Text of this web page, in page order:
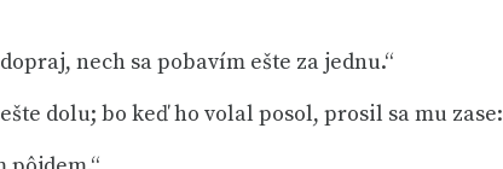
nech sa pobavím ešte za jednu.“
dolu; bo keď ho volal posol, prosil sa mu zase: